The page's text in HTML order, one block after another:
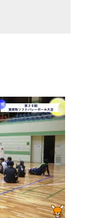
へのサー
だくには、
マイ
なりま
くお願い